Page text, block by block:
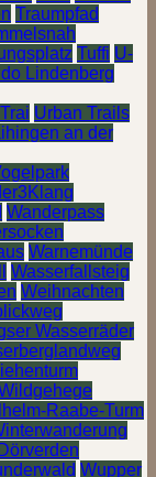
Traumpfad
Tuffi U-
Lindenberg
Urban Trails
an der
Wanderpass
Warnemünde
Wasserfallsteig
Weihnachten
Wasserräder
Raabe-Turm
Wupper